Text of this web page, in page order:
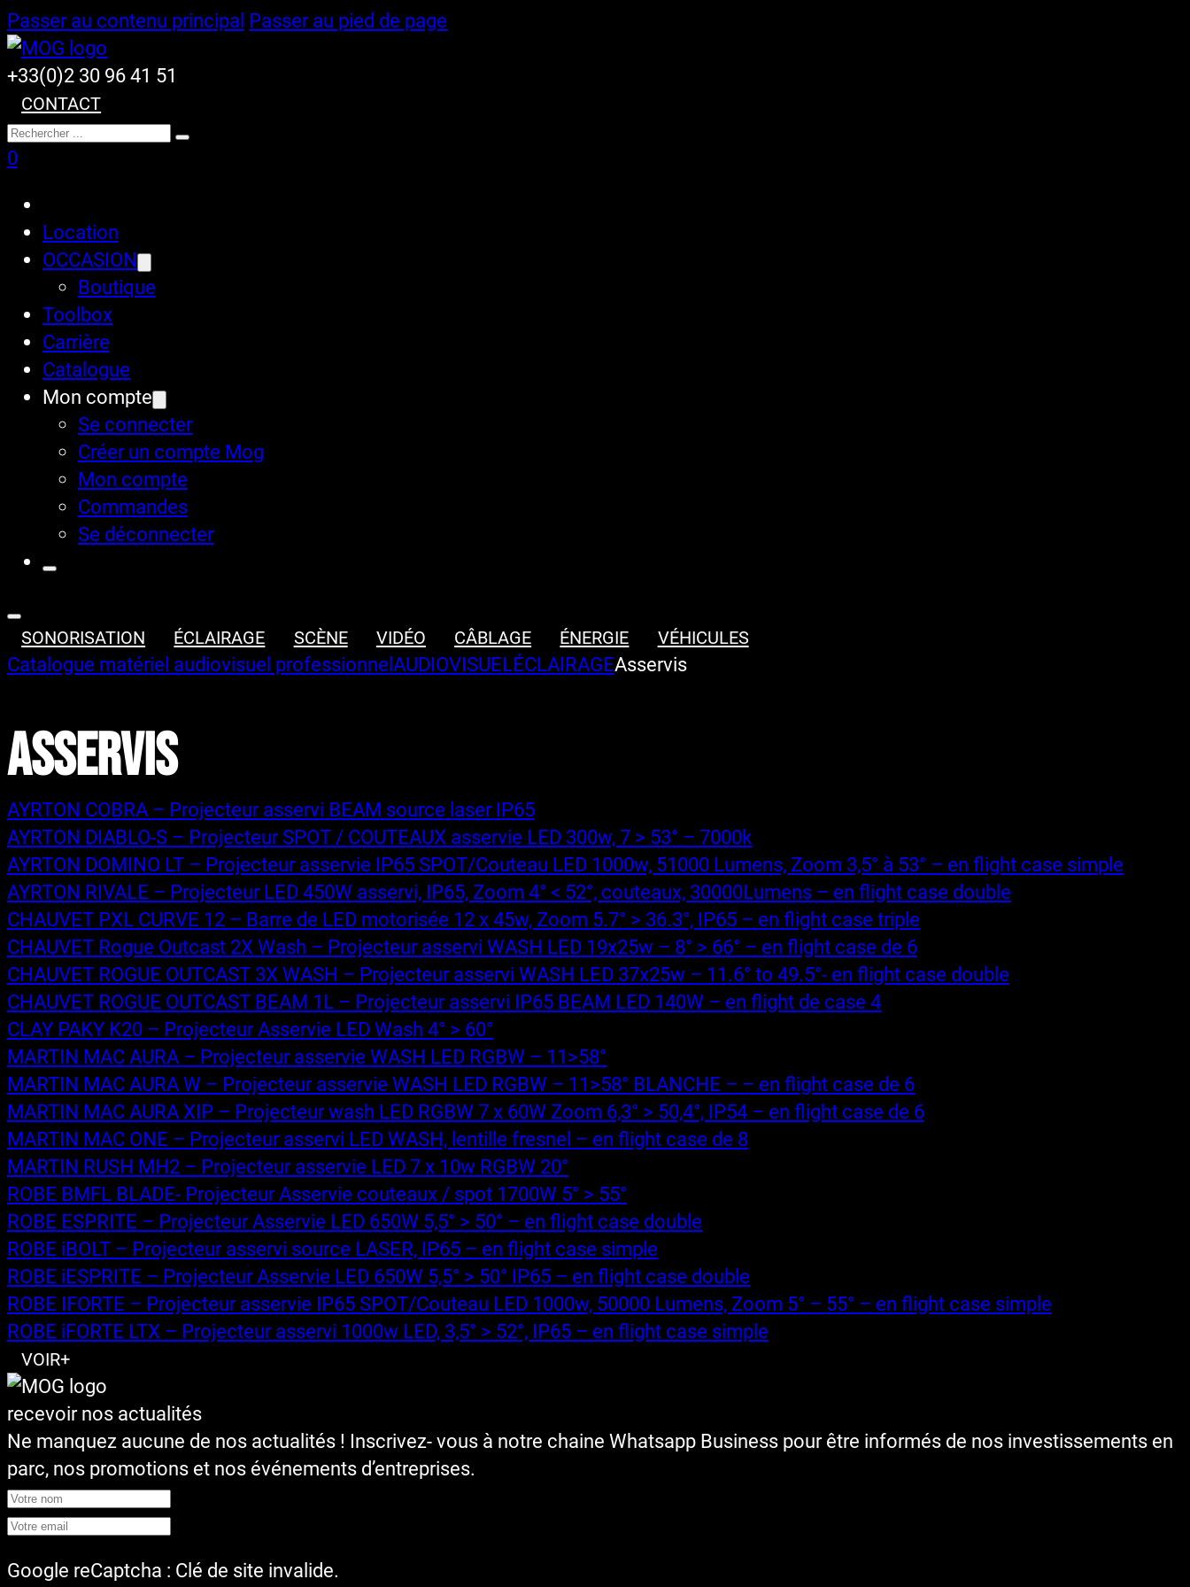
Passer au contenu principal Passer au pied de page
+33(0)2 30 96 41 51
CONTACT
Rechercher
0
Location
OCCASION
Boutique
Toolbox
Carrière
Catalogue
Mon compte
Se connecter
Créer un compte Mog
Mon compte
Commandes
Se déconnecter
SONORISATION ÉCLAIRAGE SCÈNE VIDÉO CÂBLAGE ÉNERGIE VÉHICULES
Catalogue matériel audiovisuel professionnelAUDIOVISUELÉCLAIRAGEAsservis
Asservis
AYRTON COBRA – Projecteur asservi BEAM source laser IP65
AYRTON DIABLO-S – Projecteur SPOT / COUTEAUX asservie LED 300w, 7 > 53° – 7000k
AYRTON DOMINO LT – Projecteur asservie IP65 SPOT/Couteau LED 1000w, 51000 Lumens, Zoom 3,5° à 53° – en flight case simple
AYRTON RIVALE – Projecteur LED 450W asservi, IP65, Zoom 4° < 52°, couteaux, 30000Lumens – en flight case double
CHAUVET PXL CURVE 12 – Barre de LED motorisée 12 x 45w, Zoom 5.7° > 36.3°, IP65 – en flight case triple
CHAUVET Rogue Outcast 2X Wash – Projecteur asservi WASH LED 19x25w – 8° > 66° – en flight case de 6
CHAUVET ROGUE OUTCAST 3X WASH – Projecteur asservi WASH LED 37x25w – 11.6° to 49.5°- en flight case double
CHAUVET ROGUE OUTCAST BEAM 1L – Projecteur asservi IP65 BEAM LED 140W – en flight de case 4
CLAY PAKY K20 – Projecteur Asservie LED Wash 4° > 60°
MARTIN MAC AURA – Projecteur asservie WASH LED RGBW – 11>58°
MARTIN MAC AURA W – Projecteur asservie WASH LED RGBW – 11>58° BLANCHE – – en flight case de 6
MARTIN MAC AURA XIP – Projecteur wash LED RGBW 7 x 60W Zoom 6,3° > 50,4°, IP54 – en flight case de 6
MARTIN MAC ONE – Projecteur asservi LED WASH, lentille fresnel – en flight case de 8
MARTIN RUSH MH2 – Projecteur asservie LED 7 x 10w RGBW 20°
ROBE BMFL BLADE- Projecteur Asservie couteaux / spot 1700W 5° > 55°
ROBE ESPRITE – Projecteur Asservie LED 650W 5,5° > 50° – en flight case double
ROBE iBOLT – Projecteur asservi source LASER, IP65 – en flight case simple
ROBE iESPRITE – Projecteur Asservie LED 650W 5,5° > 50° IP65 – en flight case double
ROBE IFORTE – Projecteur asservie IP65 SPOT/Couteau LED 1000w, 50000 Lumens, Zoom 5° – 55° – en flight case simple
ROBE iFORTE LTX – Projecteur asservi 1000w LED, 3,5° > 52°, IP65 – en flight case simple
VOIR+
recevoir nos actualités
Ne manquez aucune de nos actualités ! Inscrivez- vous à notre chaine Whatsapp Business pour être informés de nos investissements en
parc, nos promotions et nos événements d’entreprises.
Google reCaptcha : Clé de site invalide.